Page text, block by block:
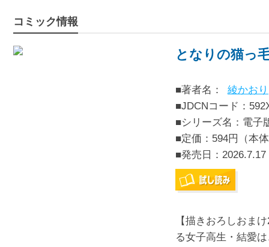
コミック情報
となりの猫っ
■著者名：
綾かおり
■JDCNコード：
■シリーズ名：電子
■定価：594円（本
■発売日： 2026.7.17
【描きおろしおま
る女子高生・結愛